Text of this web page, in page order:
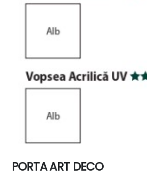
PORTA ART DECO